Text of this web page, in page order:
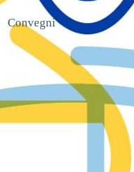
Convegni